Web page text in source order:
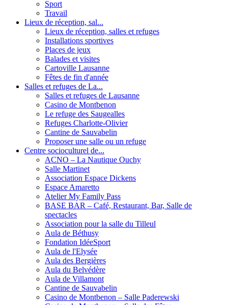
Sport
Travail
Lieux de réception, sal...
Lieux de réception, salles et refuges
Installations sportives
Places de jeux
Balades et visites
Cartoville Lausanne
Fêtes de fin d'année
Salles et refuges de La...
Salles et refuges de Lausanne
Casino de Montbenon
Le refuge des Saugealles
Refuges Charlotte-Olivier
Cantine de Sauvabelin
Proposer une salle ou un refuge
Centre socioculturel de...
ACNO – La Nautique Ouchy
Salle Martinet
Association Espace Dickens
Espace Amaretto
Atelier My Family Pass
BASE BAR – Café, Restaurant, Bar, Salle de
spectacles
Association pour la salle du Tilleul
Aula de Béthusy
Fondation IdéeSport
Aula de l'Elysée
Aula des Bergières
Aula du Belvédère
Aula de Villamont
Cantine de Sauvabelin
Casino de Montbenon – Salle Paderewski